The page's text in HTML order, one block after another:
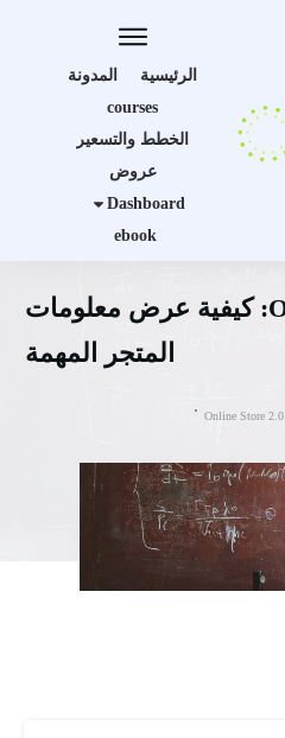
الرئيسية
المدونة
courses
الخطط والتسعير
عروض
Dashboard
ebook
Online Store 2.0: كيفية عرض معلومات
المتجر المهمة
Online Store 2.0